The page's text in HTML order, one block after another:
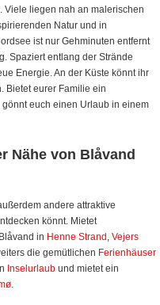
Viele liegen nah an malerischen
Natur und in
ist nur Gehminuten entfernt
Spaziert entlang der Strände
Energie. An der Küste könnt ihr
Bietet eurer Familie ein
euch einen Urlaub in einem
Nähe von Blåvand
andere attraktive
könnt. Mietet
in Henne Strand Vejers
die gemütlichen Ferienhäuser
Inselurlaub und mietet ein